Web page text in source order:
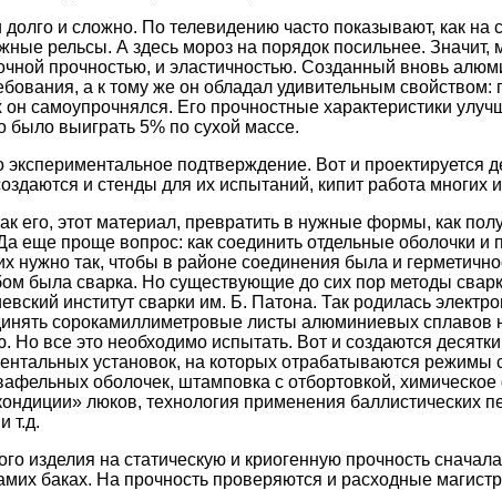
и сложно. По телевидению часто показывают, как на
рельсы. А здесь мороз на порядок посильнее. Значит,
прочностью, и эластичностью. Созданный вновь
а к тому же он обладал удивительным свойством:
самоупрочнялся. Его прочностные характеристики
было выиграть 5% по сухой массе.
подтверждение. Вот и проектируется
и стенды для их испытаний, кипит работа многих
его, этот материал, превратить в нужные формы, как
еще проще вопрос: как соединить отдельные оболочки и
нужно так, чтобы в районе соединения была и
была сварка. Но существующие до сих пор методы
институт сварки им. Б. Патона. Так родилась
сорокамиллиметровые листы алюминиевых сплавов
Но все это необходимо испытать. Вот и создаются десятки
установок, на которых отрабатываются режимы
оболочек, штамповка с отбортовкой,
люков, технология применения баллистических
т.д.
изделия на статическую и криогенную прочность
баках. На прочность проверяются и расходные